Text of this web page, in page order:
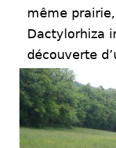
même
Dactylorhiza
découverte